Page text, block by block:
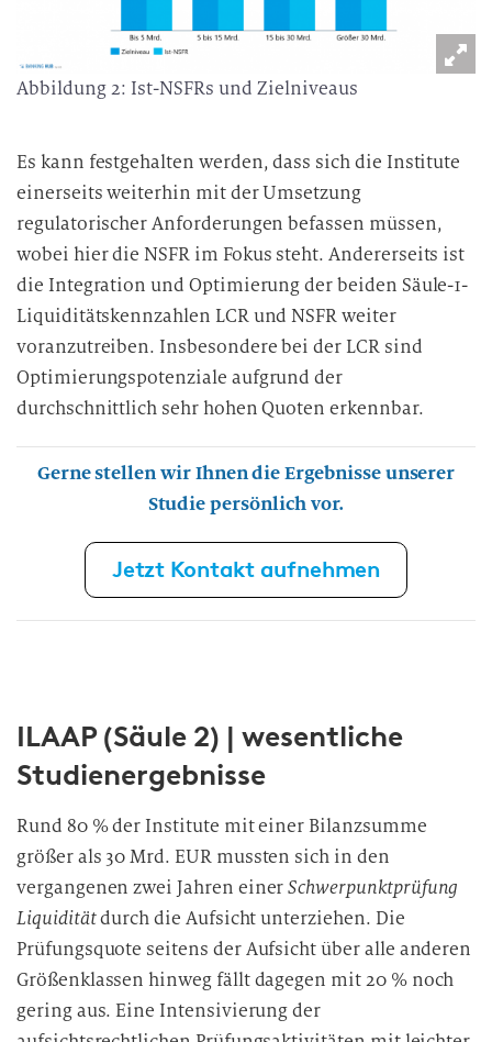
Abbildung 2: Ist-NSFRs und Zielniveaus
Es kann festgehalten werden, dass sich die Institute
einerseits weiterhin mit der Umsetzung
regulatorischer Anforderungen befassen müssen,
wobei hier die NSFR im Fokus steht. Andererseits ist
die Integration und Optimierung der beiden Säule-1-
Liquiditätskennzahlen LCR und NSFR weiter
voranzutreiben. Insbesondere bei der LCR sind
Optimierungspotenziale aufgrund der
durchschnittlich sehr hohen Quotenerkennbar.
Gerne stellen wir Ihnen die Ergebnisse unserer
Studie persönlich vor.
Jetzt Kontakt aufnehmen
ILAAP (Säule 2) | wesentliche
Studienergebnisse
Rund 80 % der Institute mit einer Bilanzsumme
größer als 30 Mrd. EUR mussten sich in den
vergangenen zwei Jahren einerSchwerpunktprüfung
Liquiditätdurch die Aufsicht unterziehen. Die
Prüfungsquote seitens der Aufsicht über alle anderen
Größenklassen hinweg fällt dagegen mit 20 % noch
gering aus. Eine Intensivierung der